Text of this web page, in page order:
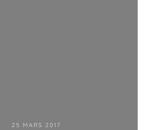
25 MARS 2017